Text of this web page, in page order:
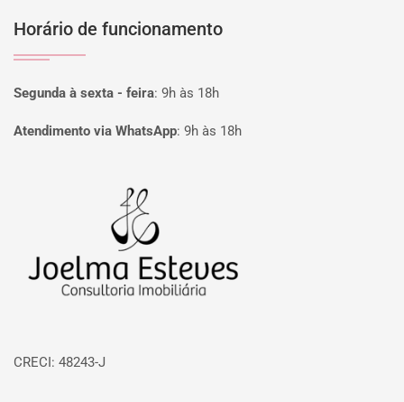
Horário de funcionamento
Segunda à sexta - feira: 9h às 18h
Atendimento via WhatsApp: 9h às 18h
CRECI: 48243-J